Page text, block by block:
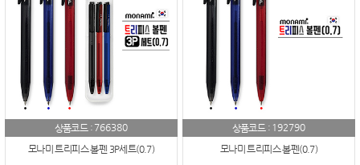
상품코드 : 766380
모나미 트리피스 볼펜 3P세트(0.7)
상품코드 : 192790
모나미 트리피스 볼펜(0.7)